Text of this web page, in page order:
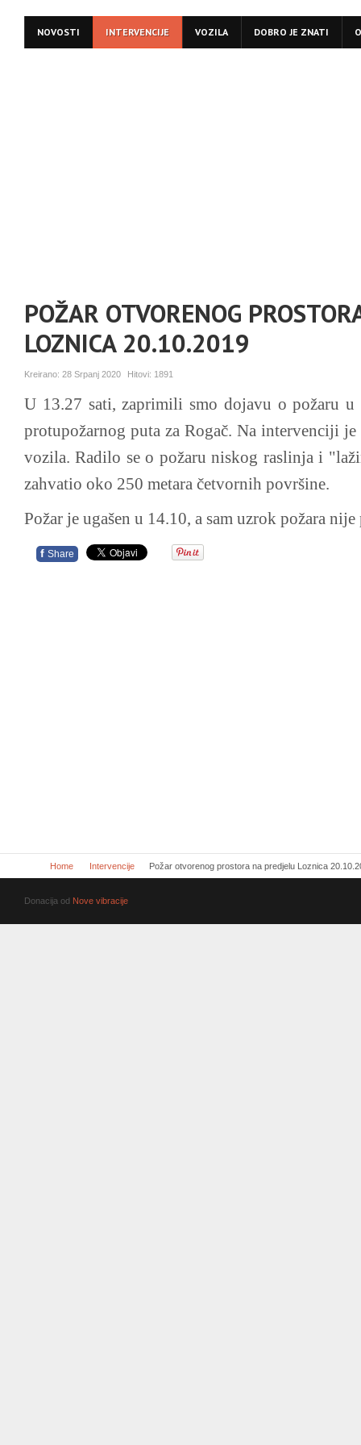
NOVOSTI INTERVENCIJE VOZILA DOBRO JE ZNATI
POŽAR OTVORENOG
LOZNICA 20.10.2019
Kreirano: 28 Srpanj 2020 Hitovi: 1891
U 13.27 sati, zaprimili smo dojavu o požaru
protupožarnog puta za Rogač. Na intervenciji
vozila. Radilo se o požaru niskog raslinja i
zahvatio oko 250 metara četvornih površine.
Požar je ugašen u 14.10, a sam uzrok požara nije
f Share
Home Intervencije Požar otvorenog prostora na predjelu Loznica
Donacija od Nove vibracije